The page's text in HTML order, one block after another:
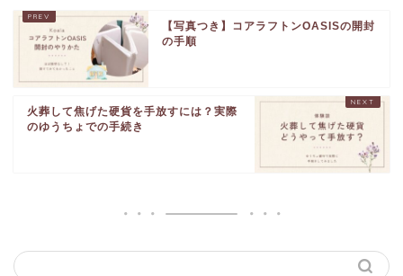
【写真つき】コアラフトンOASISの開封
の手順
火葬して焦げた硬貨を手放すには？実際
のゆうちょでの手続き